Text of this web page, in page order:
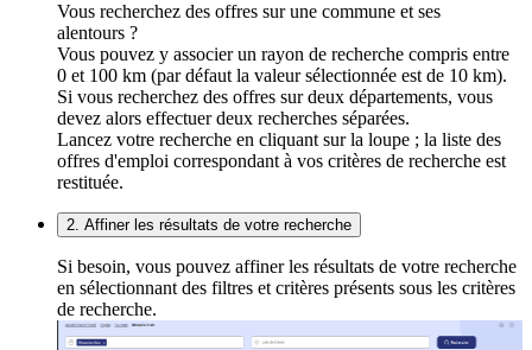
Vous recherchez des offres sur une commune et ses
alentours ?
Vous pouvez y associer un rayon de recherche compris entre
0 et 100 km (par défaut la valeur sélectionnée est de 10 km).
Si vous recherchez des offres sur deux départements, vous
devez alors effectuer deux recherches séparées.
Lancez votre recherche en cliquant sur la loupe ; la liste des
offres d'emploi correspondant à vos critères de recherche est
restituée.
2. Affiner les résultats de votre recherche
Si besoin, vous pouvez affiner les résultats de votre recherche
en sélectionnant des filtres et critères présents sous les critères
de recherche.